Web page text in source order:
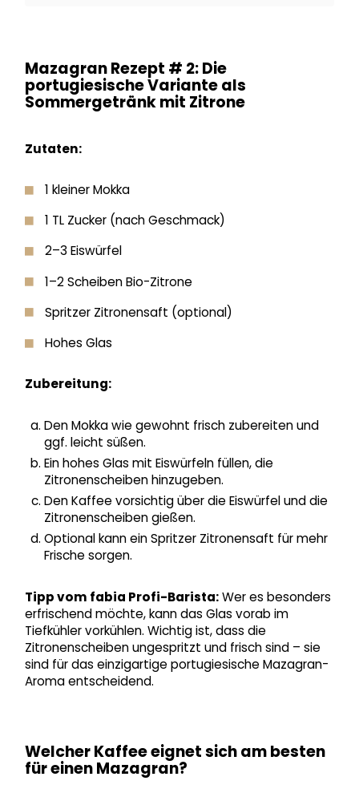
Mazagran Rezept # 2: Die
portugiesische Variante als
Sommergetränk mit Zitrone
Zutaten:
1 kleiner Mokka
1 TL Zucker (nach Geschmack)
2–3 Eiswürfel
1–2 Scheiben Bio-Zitrone
Spritzer Zitronensaft (optional)
Hohes Glas
Zubereitung:
Den Mokka wie gewohnt frisch zubereiten und
ggf. leicht süßen.
Ein hohes Glas mit Eiswürfeln füllen, die
Zitronenscheiben hinzugeben.
Den Kaffee vorsichtig über die Eiswürfel und die
Zitronenscheiben gießen.
Optional kann ein Spritzer Zitronensaft für mehr
Frische sorgen.
Tipp vom fabia Profi-Barista:Wer es besonders
erfrischend möchte, kann das Glas vorab im
Tiefkühler vorkühlen. Wichtig ist, dass die
Zitronenscheiben ungespritzt und frisch sind – sie
sind für das einzigartige portugiesische Mazagran-
Aroma entscheidend.
Welcher Kaffee eignet sich am besten
für einen Mazagran?